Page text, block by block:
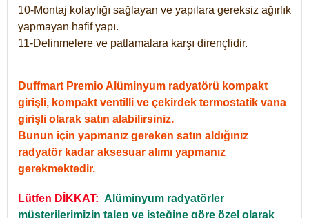
10-Montaj kolaylığı sağlayan ve yapılara gereksiz ağırlık
yapmayan hafif yapı.
11-Delinmelere ve patlamalara karşı dirençlidir.
Duffmart Premio Alüminyum radyatörü kompakt
girişli, kompakt ventilli ve çekirdek termostatik vana
girişli olarak satın alabilirsiniz.
Bunun için yapmanız gereken satın aldığınız
radyatör kadar aksesuar alımı yapmanız
gerekmektedir.
Lütfen DİKKAT: Alüminyum radyatörler
müşterilerimizin talep ve isteğine göre özel olarak